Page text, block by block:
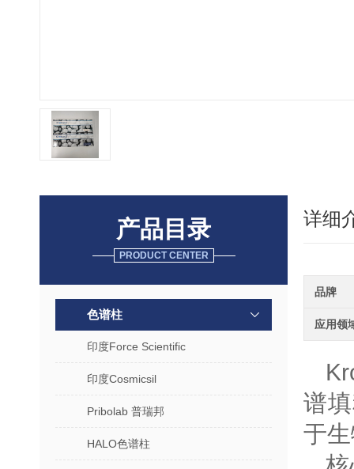
产品目录
PRODUCT CENTER
色谱柱
印度Force Scientific
印度Cosmicsil
Pribolab 普瑞邦
HALO色谱柱
详细
品牌
应用领
谱
于